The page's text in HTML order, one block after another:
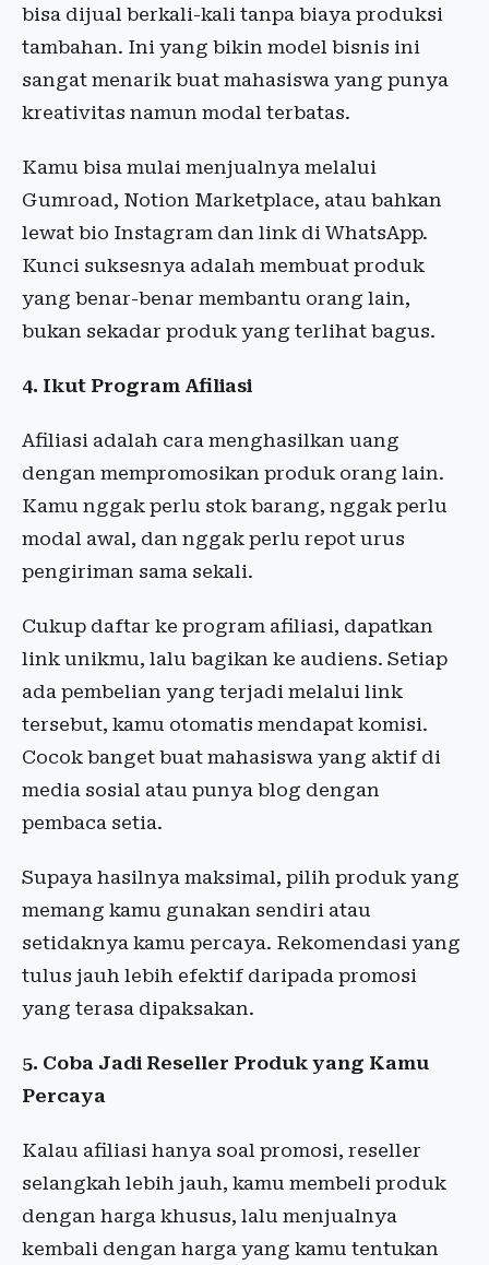
bisa dijual berkali-kali tanpa biaya produksi
tambahan. Ini yang bikin model bisnis ini
sangat menarik buat mahasiswa yang punya
kreativitas namun modal terbatas.
Kamu bisa mulai menjualnya melalui
Gumroad, Notion Marketplace, atau bahkan
lewat bio Instagram dan link di WhatsApp.
Kunci suksesnya adalah membuat produk
yang benar-benar membantu orang lain,
bukan sekadar produk yang terlihat bagus.
4. Ikut Program Afiliasi
Afiliasi adalah cara menghasilkan uang
dengan mempromosikan produk orang lain.
Kamu nggak perlu stok barang, nggak perlu
modal awal, dan nggak perlu repot urus
pengiriman sama sekali.
Cukup daftar ke program afiliasi, dapatkan
link unikmu, lalu bagikan ke audiens. Setiap
ada pembelian yang terjadi melalui link
tersebut, kamu otomatis mendapat komisi.
Cocok banget buat mahasiswa yang aktif di
media sosial atau punya blog dengan
pembaca setia.
Supaya hasilnya maksimal, pilih produk yang
memang kamu gunakan sendiri atau
setidaknya kamu percaya. Rekomendasi yang
tulus jauh lebih efektif daripada promosi
yang terasa dipaksakan.
5. Coba Jadi Reseller Produk yang Kamu
Percaya
Kalau afiliasi hanya soal promosi, reseller
selangkah lebih jauh, kamu membeli produk
dengan harga khusus, lalu menjualnya
kembali dengan harga yang kamu tentukan